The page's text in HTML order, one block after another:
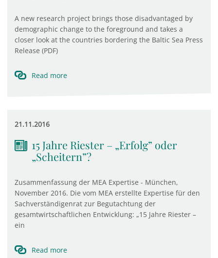
A new research project brings those disadvantaged by
demographic change to the foreground and takes a
closer look at the countries bordering the Baltic Sea Press
Release (PDF)
Read more
21.11.2016
15 Jahre Riester – „Erfolg” oder
„Scheitern”?
Zusammenfassung der MEA Expertise - München,
November 2016. Die vom MEA erstellte Expertise für den
Sachverständigenrat zur Begutachtung der
gesamtwirtschaftlichen Entwicklung: „15 Jahre Riester –
ein
Read more